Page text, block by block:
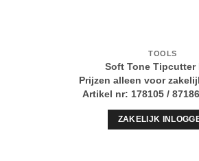
TOOLS
Soft Tone Tipcutter
Prijzen alleen voor
Artikel nr: 178105 /
ZAKELIJK